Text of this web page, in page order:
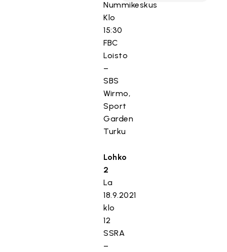
Nummikeskus
Klo
15:30
FBC
Loisto
–
SBS
Wirmo,
Sport
Garden
Turku
Lohko
2
La
18.9.2021
klo
12
SSRA
–